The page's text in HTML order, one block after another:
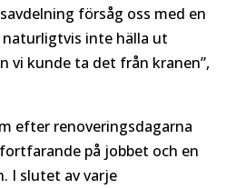
försåg oss med en
inte hälla ut
vi kunde ta det från kranen”,
efter renoveringsdagarna
på jobbet och en
I slutet av varje